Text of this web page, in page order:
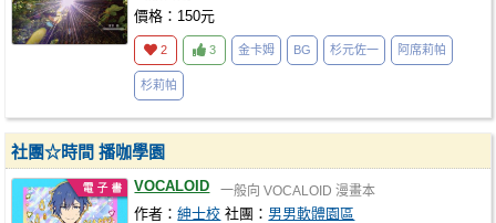
價格：150元
2 3 金卡姆 BG 杉元佐一 阿席莉帕
杉莉帕
社團☆時間 播咖學園
VOCALOID 一般向 VOCALOID 漫畫本
作者：紳士校 社團： 男男軟體園區